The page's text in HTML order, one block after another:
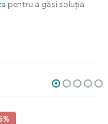
pentru a găsi soluția